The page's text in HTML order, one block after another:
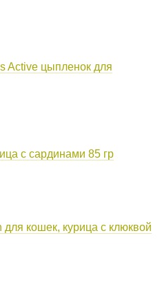
Active цыпленок для
с сардинами 85 гр
кошек, курица с клюквой